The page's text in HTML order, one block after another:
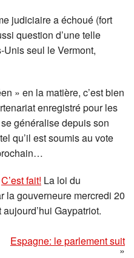
judiciaire a échoué (fort
question d’une telle
Unis seul le Vermont,
» en la matière, c’est bien
enregistré pour les
généralise depuis son
qu’il est soumis au vote
C’est fait! La loi du
la gouverneure mercredi 20
Gaypatriot.
Espagne: le parlement suit
»